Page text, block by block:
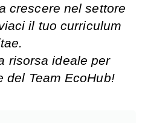
crescere nel settore
il tuo curriculum
risorsa ideale per
del Team EcoHub!